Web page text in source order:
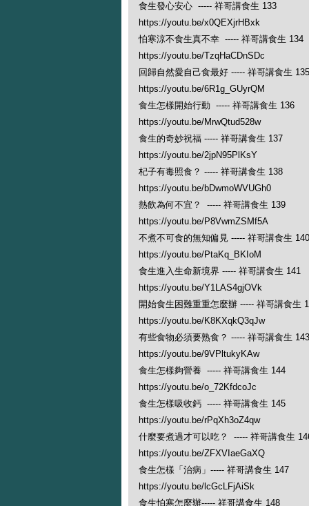
食生發心安心 ----- 祥哥講食生 133
https://youtu.be/x0QEXjrHBxk
怕寒涼不食生真不幸 ----- 祥哥講食生 134
https://youtu.be/TzqHaCDnSDc
回歸自然愛自己食最好 ----- 祥哥講食生 135
https://youtu.be/6R1g_GUyrQM
食生怎樣開始行動 ----- 祥哥講食生 136
https://youtu.be/MrwQtud528w
食生的奇妙祝福 ----- 祥哥講食生 137
https://youtu.be/2jpN95PlKsY
杞子有毒照食？ ----- 祥哥講食生 138
https://youtu.be/bDwmoWVUGh0
熱飲為何不宜？ ----- 祥哥講食生 139
https://youtu.be/P8VwmZSMf5A
不煮不可食的無知偏見 ----- 祥哥講食生 140
https://youtu.be/PtaKq_BKIoM
食生進入生命新境界 ----- 祥哥講食生 141
https://youtu.be/Y1LAS4gjOVk
開始食生困難重重怎麼辦 ----- 祥哥講食生
https://youtu.be/K8KXqkQ3qJw
有些食物必須要熟食？ ----- 祥哥講食生 143
https://youtu.be/9VPltukyKAw
食生怎樣夠營養 ----- 祥哥講食生 144
https://youtu.be/o_72KfdcoJc
食生怎樣吸收鈣 ----- 祥哥講食生 145
https://youtu.be/rPqXh3oZ4qw
什麼要煮過才可以吃？ ----- 祥哥講食生
https://youtu.be/ZFXVIaeGaXQ
食生怎樣「治病」----- 祥哥講食生 147
https://youtu.be/lcGcLFjAiSk
食生怕寒怎麼辦----- 祥哥講食生 148